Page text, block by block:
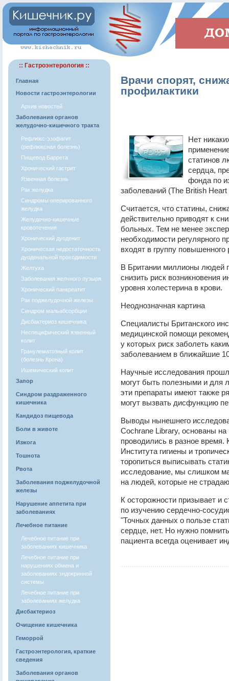
:: Гастроэнтерология ::
Главная
Новости гастроэнтерологии
Архив новостей
Заболевания органов
желудочно-кишечного тракта
Рефлюкс-эзофагит
(рефлюксная болезнь)
Пищевод Баррета
Хронический гастрит
Язвенная болезнь
Рак желудка
Синдромы оперированного
желудка
Желудочно-кишечные
кровотечения
Хронический дуоденит
Хроническая недостаточность
дуоденальной проходимости
Желтуха
Заболевания желчного пузыря
Хронический панкреатит
Рак поджелудочной железы
Синдром мальабсорбции
Дисбактериоз кишечника
Неспецифический язвенный
колит
Гранулематозный колит
(болезнь Крона)
Ишемический колит
Запор
Синдром раздраженного
кишечника
Кандидоз пищевода
Боли в животе
Изжога
Тошнота
Рвота
Заболевания поджелудочной
железы
Нарушение аппетита при
заболеваниях
Лечебное питание
Лечебное питание при
заболеваниях кишечника
Лечебное питание при
нарушениях обмена и
заболеваниях эндокринной
системы
Лечебное питание при
заболеваниях желудка
Дисбактериоз
Очищение кишечника
Геморрой
Гастроэнтерология, краткие
сведения
Заболевания органов
Врачи спорят,
профилактики
Нет
статинов
сердца,
фонда по
заболеваний (The British Heart
Считается, что статины,
действительно приводят к
больных. Тем не менее
необходимости регулярного
входят в группу повышенного
В Британии миллионы людей
снизить риск возникновения
уровня холестерина в крови.
Неоднозначная картина
Специалисты Британского
медицинской помощи
у которых риск заболеть
заболеванием в ближайшие
Научные исследования
могут быть полезными и для
эти препараты имеют также
могут вызвать дисфункцию
Выводы нынешнего
Cochrane Library, основаны на
проводились в разное время.
Института гигиены и
торопиться выписывать
исследование, мы слишком
на людей, которые не
К осторожности призывает и
по изучению сердечно-
"Точных данных о пользе
сердце, нет. Но нужно
пациента всегда оценивает